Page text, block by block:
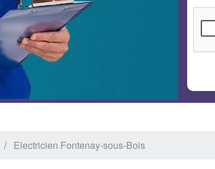
Electricien Fontenay-sous-Bois